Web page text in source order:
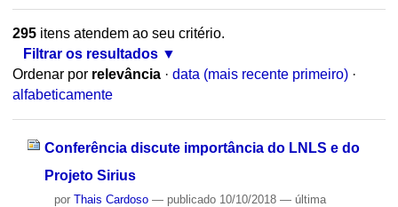
295itens atendem ao seu critério.
Filtrar os resultados
Ordenar por relevância · data (mais recente primeiro) ·
alfabeticamente
Conferência discute importância do LNLS e do
Projeto Sirius
por Thais Cardoso — publicado10/10/2018 — última